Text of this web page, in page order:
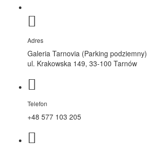
Adres
Galeria Tarnovia (Parking podziemny)
ul. Krakowska 149, 33-100 Tarnów
Telefon
+48 577 103 205